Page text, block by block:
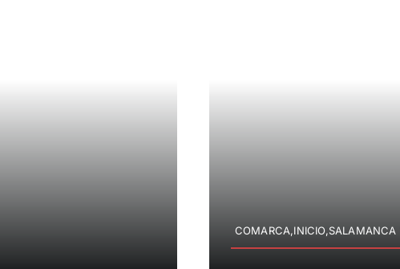
COMARCA,INICIO,SALAMANCA